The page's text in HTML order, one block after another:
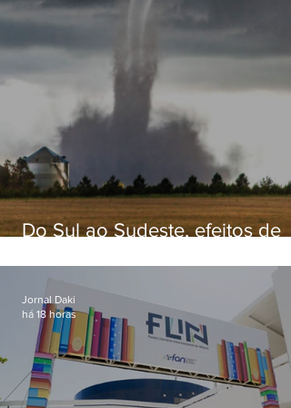
Do Sul ao Sudeste, efeitos de
apreensão na população
Jornal Daki
há 18 horas